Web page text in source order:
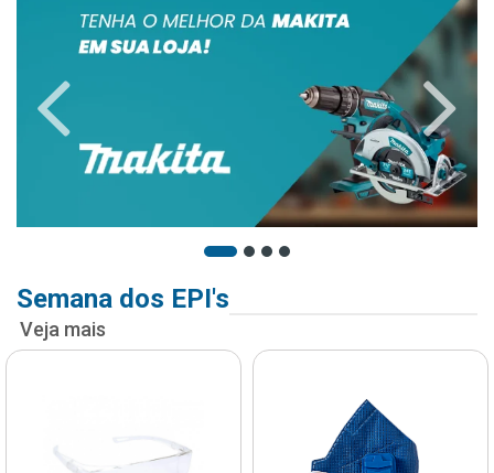
Semana dos EPI's
Veja mais